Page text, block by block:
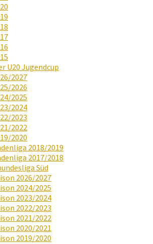
U20 Jugendcup
2027
2026
2025
2024
2023
2022
2020
2018/2019
2017/2018
Süd
2026/2027
2024/2025
2023/2024
2022/2023
2021/2022
2020/2021
2019/2020